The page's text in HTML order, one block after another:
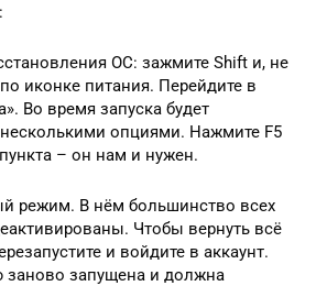
ОС: зажмите Shift и, не
иконке питания. Перейдите в
Во время запуска будет
опциями. Нажмите F5
– он нам и нужен.
режим. В нём большинство всех
Чтобы вернуть всё
и войдите в аккаунт.
заново запущена и должна